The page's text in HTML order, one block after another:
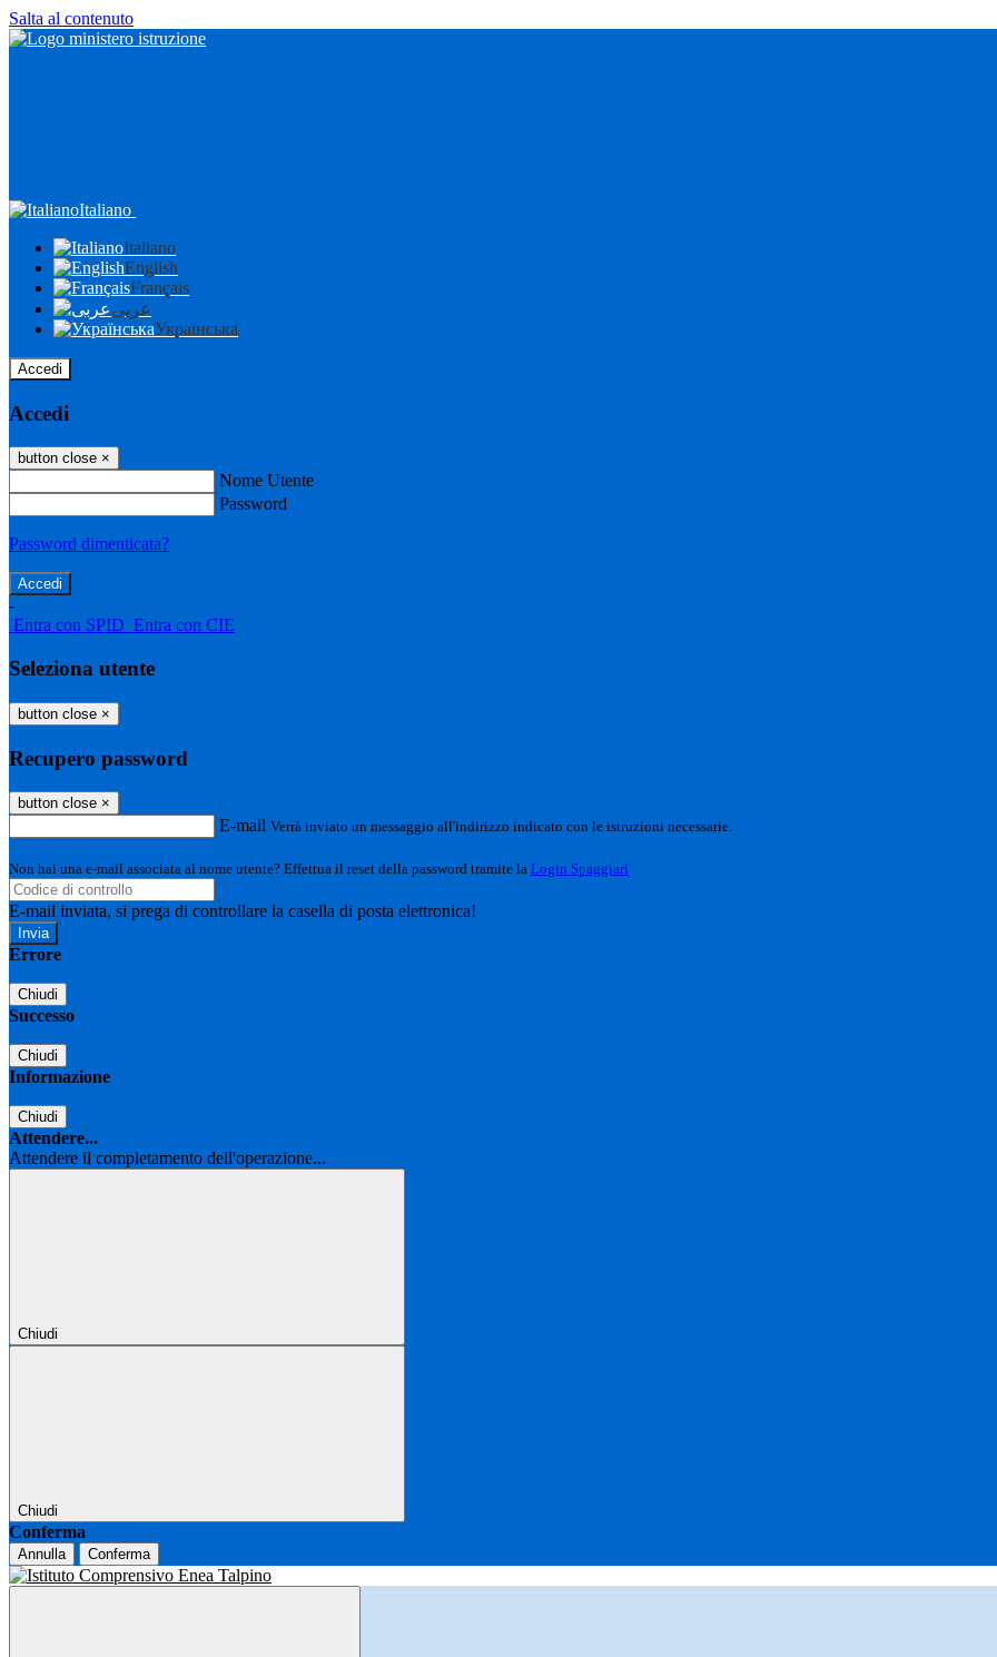
Salta al contenuto
Italiano
Italiano
English
Français
عربى
Українська
Accedi
Accedi
button close ×
Nome Utente
Password
Password dimenticata?
-
Entra con SPID Entra con CIE
Seleziona utente
button close ×
Recupero password
button close ×
E-mail Verrà inviato un messaggio all'indirizzo indicato con le istruzioni necessarie.
Non hai una e-mail associata al nome utente? Effettua il reset della password tramite la Login Spaggiari
E-mail inviata, si prega di controllare la casella di posta elettronica!
Errore
Chiudi
Successo
Chiudi
Informazione
Chiudi
Attendere...
Attendere il completamento dell'operazione...
Chiudi
Chiudi
Conferma
Annulla Conferma